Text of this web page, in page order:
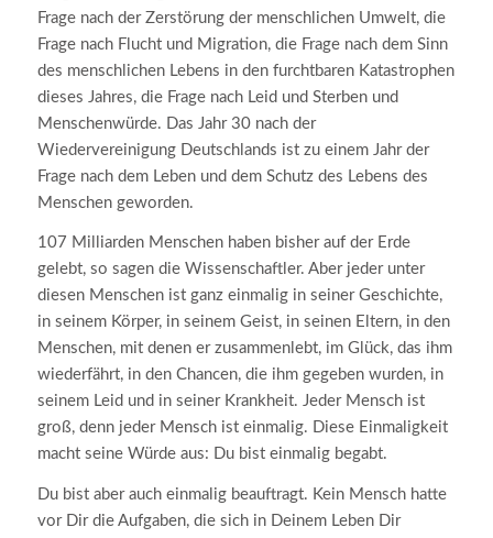
Frage nach der Zerstörung der menschlichen Umwelt, die
Frage nach Flucht und Migration, die Frage nach dem Sinn
des menschlichen Lebens in den furchtbaren Katastrophen
dieses Jahres, die Frage nach Leid und Sterben und
Menschenwürde. Das Jahr 30 nach der
Wiedervereinigung Deutschlands ist zu einem Jahr der
Frage nach dem Leben und dem Schutz des Lebens des
Menschen geworden.
107 Milliarden Menschen haben bisher auf der Erde
gelebt, so sagen die Wissenschaftler. Aber jeder unter
diesen Menschen ist ganz einmalig in seiner Geschichte,
in seinem Körper, in seinem Geist, in seinen Eltern, in den
Menschen, mit denen er zusammenlebt, im Glück, das ihm
wiederfährt, in den Chancen, die ihm gegeben wurden, in
seinem Leid und in seiner Krankheit. Jeder Mensch ist
groß, denn jeder Mensch ist einmalig. Diese Einmaligkeit
macht seine Würde aus: Du bist einmalig begabt.
Du bist aber auch einmalig beauftragt. Kein Mensch hatte
vor Dir die Aufgaben, die sich in Deinem Leben Dir